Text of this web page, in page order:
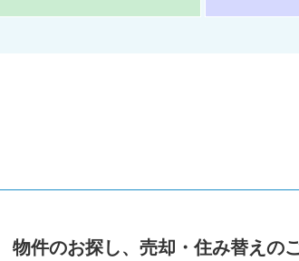
物件のお探し、売却・住み替えの